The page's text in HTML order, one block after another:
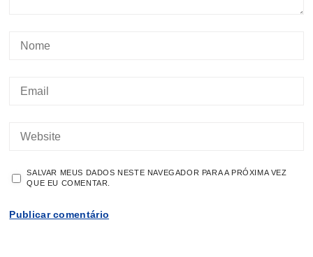
SALVAR MEUS DADOS NESTE NAVEGADOR PARA A PRÓXIMA VEZ
QUE EU COMENTAR.